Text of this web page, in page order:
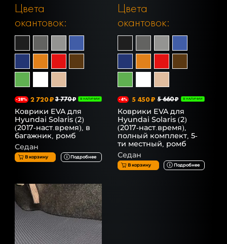
Цвета
окантовок:
-28% 2 720 ₽ 3 770 ₽ В НАЛИЧИИ
Коврики EVA для
Hyundai Solaris (2)
(2017-наст.время), в
багажник, ромб
Седан
В корзину Подробнее
Цвета
окантовок:
-4% 5 450 ₽ 5 660 ₽ В НАЛИЧИИ
Коврики EVA для
Hyundai Solaris (2)
(2017-наст.время),
полный комплект, 5-
ти местный, ромб
Седан
В корзину Подробнее